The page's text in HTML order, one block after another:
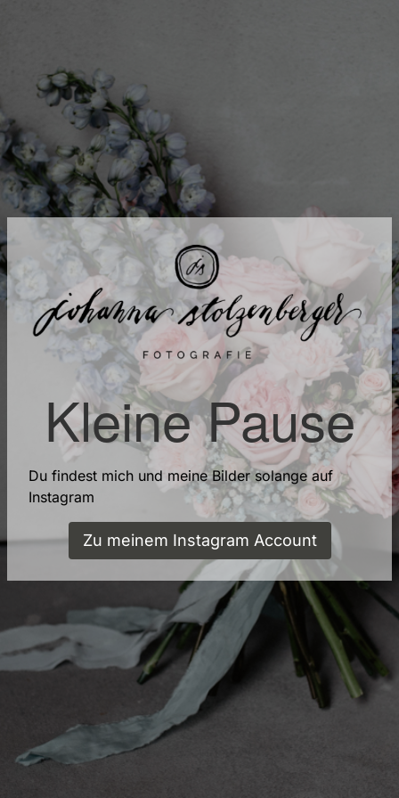
Kleine Pause
Du findest mich und meine Bilder solange auf
Instagram
Zu meinem Instagram Account